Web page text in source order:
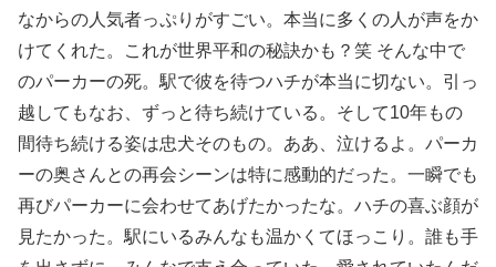
なからの人気者っぷりがすごい。本当に多くの人が声をか
けてくれた。これが世界平和の秘訣かも？笑 そんな中で
のパーカーの死。駅で彼を待つハチが本当に切ない。引っ
越してもなお、ずっと待ち続けている。そして10年もの
間待ち続ける姿は忠犬そのもの。ああ、泣けるよ。パーカ
ーの奥さんとの再会シーンは特に感動的だった。一瞬でも
再びパーカーに会わせてあげたかったな。ハチの喜ぶ顔が
見たかった。駅にいるみんなも温かくてほっこり。誰も手